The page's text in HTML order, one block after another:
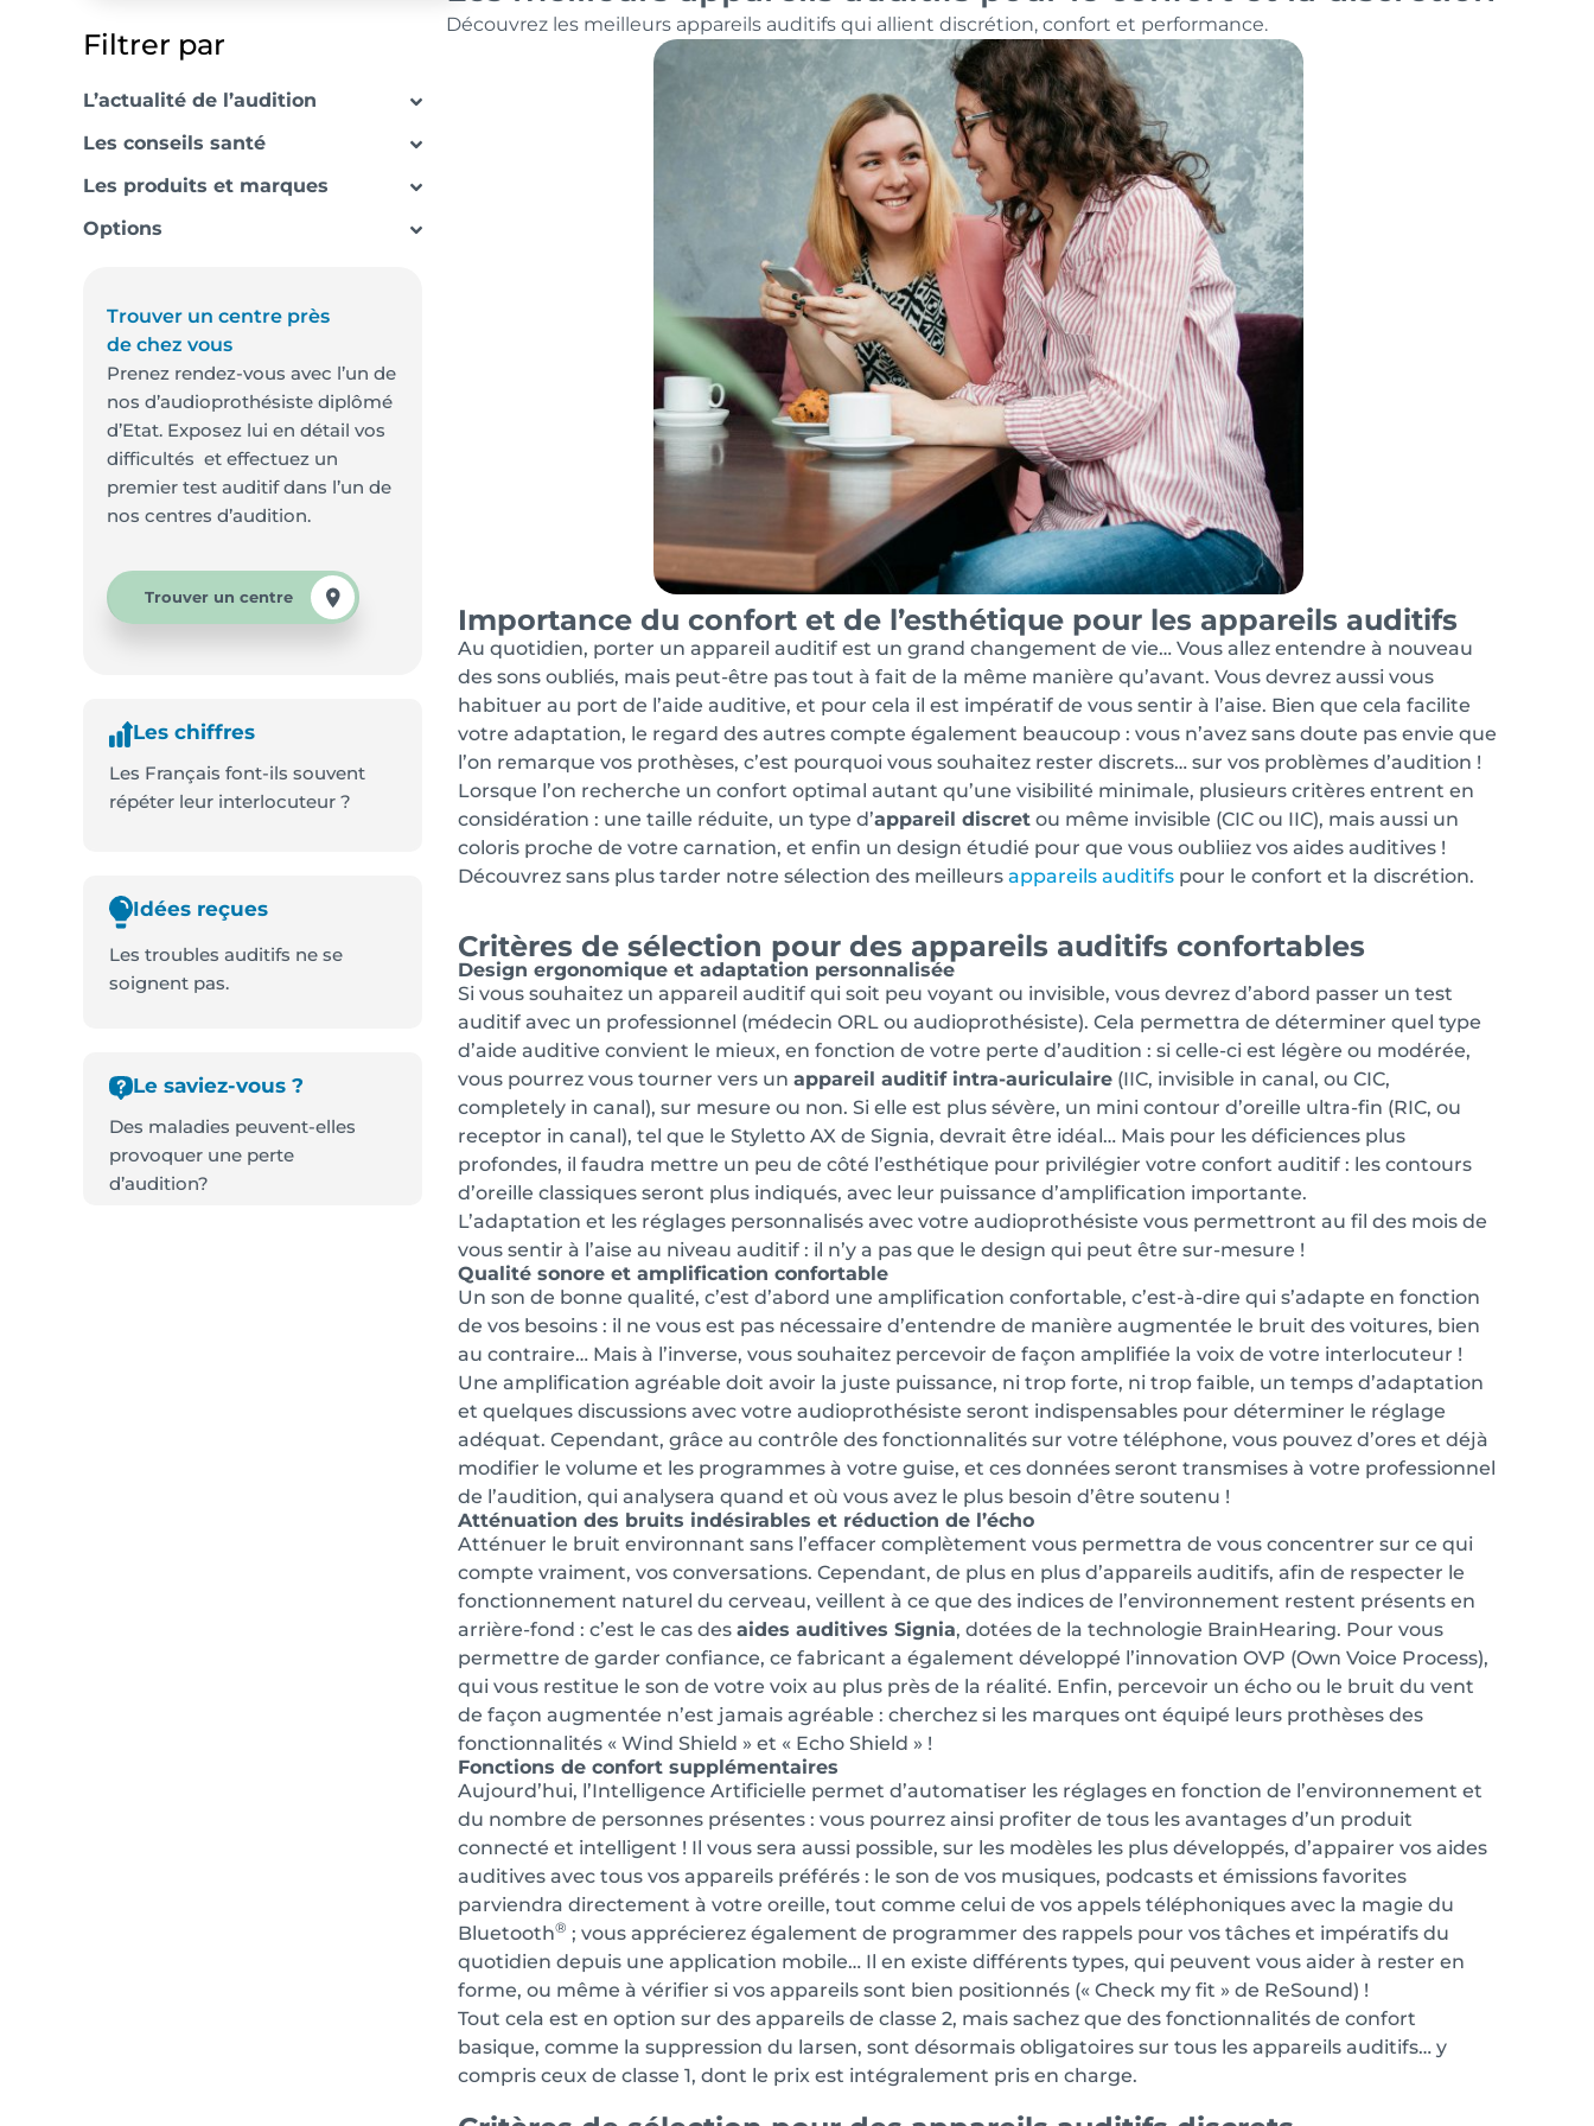
Filtrer par
L’actualité de l’audition
Les conseils santé
Les produits et marques
Options
Trouver un centre près
de chez vous
Prenez rendez-vous avec l’un de
nos d’audioprothésiste diplômé
d’Etat. Exposez lui en détail vos
difficultés et effectuez un
premier test auditif dans l’un de
nos centres d’audition.
Trouver un centre
Les chiffres
Les Français font-ils souvent
répéter leur interlocuteur ?
Idées reçues
Les troubles auditifs ne se
soignent pas.
Le saviez-vous ?
Des maladies peuvent-elles
provoquer une perte
d’audition?
Découvrez les meilleurs appareils auditifs qui allient discrétion, confort et performance.
Importance du confort et de l’esthétique pour les appareils auditifs
Au quotidien, porter un appareil auditif est un grand changement de vie… Vous allez entendre à nouveau
des sons oubliés, mais peut-être pas tout à fait de la même manière qu’avant. Vous devrez aussi vous
habituer au port de l’aide auditive, et pour cela il est impératif de vous sentir à l’aise. Bien que cela facilite
votre adaptation, le regard des autres compte également beaucoup : vous n’avez sans doute pas envie que
l’on remarque vos prothèses, c’est pourquoi vous souhaitez rester discrets… sur vos problèmes d’audition !
Lorsque l’on recherche un confort optimal autant qu’une visibilité minimale, plusieurs critères entrent en
considération : une taille réduite, un type d’appareil discret ou même invisible (CIC ou IIC), mais aussi un
coloris proche de votre carnation, et enfin un design étudié pour que vous oubliiez vos aides auditives !
Découvrez sans plus tarder notre sélection des meilleurs appareils auditifs pour le confort et la discrétion.
Critères de sélection pour des appareils auditifs confortables
Design ergonomique et adaptation personnalisée
Si vous souhaitez un appareil auditif qui soit peu voyant ou invisible, vous devrez d’abord passer un test
auditif avec un professionnel (médecin ORL ou audioprothésiste). Cela permettra de déterminer quel type
d’aide auditive convient le mieux, en fonction de votre perte d’audition : si celle-ci est légère ou modérée,
vous pourrez vous tourner vers un appareil auditif intra-auriculaire (IIC, invisible in canal, ou CIC,
completely in canal), sur mesure ou non. Si elle est plus sévère, un mini contour d’oreille ultra-fin (RIC, ou
receptor in canal), tel que le Styletto AX de Signia, devrait être idéal… Mais pour les déficiences plus
profondes, il faudra mettre un peu de côté l’esthétique pour privilégier votre confort auditif : les contours
d’oreille classiques seront plus indiqués, avec leur puissance d’amplification importante.
L’adaptation et les réglages personnalisés avec votre audioprothésiste vous permettront au fil des mois de
vous sentir à l’aise au niveau auditif : il n’y a pas que le design qui peut être sur-mesure !
Qualité sonore et amplification confortable
Un son de bonne qualité, c’est d’abord une amplification confortable, c’est-à-dire qui s’adapte en fonction
de vos besoins : il ne vous est pas nécessaire d’entendre de manière augmentée le bruit des voitures, bien
au contraire… Mais à l’inverse, vous souhaitez percevoir de façon amplifiée la voix de votre interlocuteur !
Une amplification agréable doit avoir la juste puissance, ni trop forte, ni trop faible, un temps d’adaptation
et quelques discussions avec votre audioprothésiste seront indispensables pour déterminer le réglage
adéquat. Cependant, grâce au contrôle des fonctionnalités sur votre téléphone, vous pouvez d’ores et déjà
modifier le volume et les programmes à votre guise, et ces données seront transmises à votre professionnel
de l’audition, qui analysera quand et où vous avez le plus besoin d’être soutenu !
Atténuation des bruits indésirables et réduction de l’écho
Atténuer le bruit environnant sans l’effacer complètement vous permettra de vous concentrer sur ce qui
compte vraiment, vos conversations. Cependant, de plus en plus d’appareils auditifs, afin de respecter le
fonctionnement naturel du cerveau, veillent à ce que des indices de l’environnement restent présents en
arrière-fond : c’est le cas des aides auditives Signia, dotées de la technologie BrainHearing. Pour vous
permettre de garder confiance, ce fabricant a également développé l’innovation OVP (Own Voice Process),
qui vous restitue le son de votre voix au plus près de la réalité. Enfin, percevoir un écho ou le bruit du vent
de façon augmentée n’est jamais agréable : cherchez si les marques ont équipé leurs prothèses des
fonctionnalités « Wind Shield » et « Echo Shield » !
Fonctions de confort supplémentaires
Aujourd’hui, l’Intelligence Artificielle permet d’automatiser les réglages en fonction de l’environnement et
du nombre de personnes présentes : vous pourrez ainsi profiter de tous les avantages d’un produit
connecté et intelligent ! Il vous sera aussi possible, sur les modèles les plus développés, d’appairer vos aides
auditives avec tous vos appareils préférés : le son de vos musiques, podcasts et émissions favorites
parviendra directement à votre oreille, tout comme celui de vos appels téléphoniques avec la magie du
Bluetooth® ; vous apprécierez également de programmer des rappels pour vos tâches et impératifs du
quotidien depuis une application mobile… Il en existe différents types, qui peuvent vous aider à rester en
forme, ou même à vérifier si vos appareils sont bien positionnés (« Check my fit » de ReSound) !
Tout cela est en option sur des appareils de classe 2, mais sachez que des fonctionnalités de confort
basique, comme la suppression du larsen, sont désormais obligatoires sur tous les appareils auditifs… y
compris ceux de classe 1, dont le prix est intégralement pris en charge.